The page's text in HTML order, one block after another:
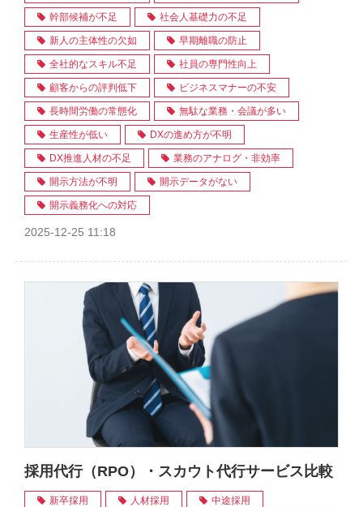
幹部候補が不足 社会人基礎力の不足
新人の主体性の欠如 早期離職の防止
全社的なスキル不足 社員の専門性向上
顧客からの評判低下 ビジネスマナーの不安
長時間労働の常態化 無駄な業務・会議が多い
生産性が低い DXの進め方が不明
DX推進人材の不足 業務のアナログ・非効率
開示方法が不明 開示データがない
開示義務化への対応
2025-12-25 11:18
採用代行（RPO）・スカウト代行サービス比較
新卒採用 人材採用 中途採用